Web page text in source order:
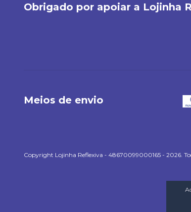
Obrigado por apoiar a Lojinha
Meios de envio
Copyright Lojinha Reflexiva - 48670099000165 - 2026.